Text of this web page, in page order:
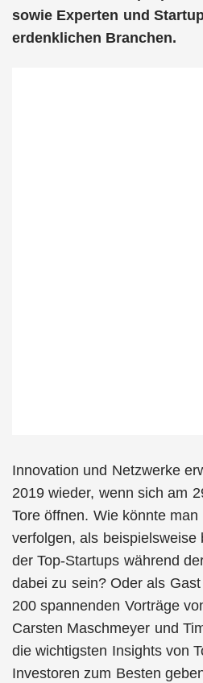
sowie Experten und
erdenklichen Branchen.
Innovation und Netzwerke
2019 wieder, wenn sich am
Tore öffnen. Wie könnte
verfolgen, als beispielsweise
der Top-Startups während
dabei zu sein? Oder als
200 spannenden Vorträge
Carsten Maschmeyer und
die wichtigsten Insights von
Investoren zum Besten